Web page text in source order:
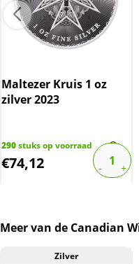
De btw mag hierdoor
factuur vermeld
website is inclusief btw.
Maltezer Kruis 1 oz
zilver 2023
290stuks op voorraad
€74,12
Meer van de Canadian
Zilver